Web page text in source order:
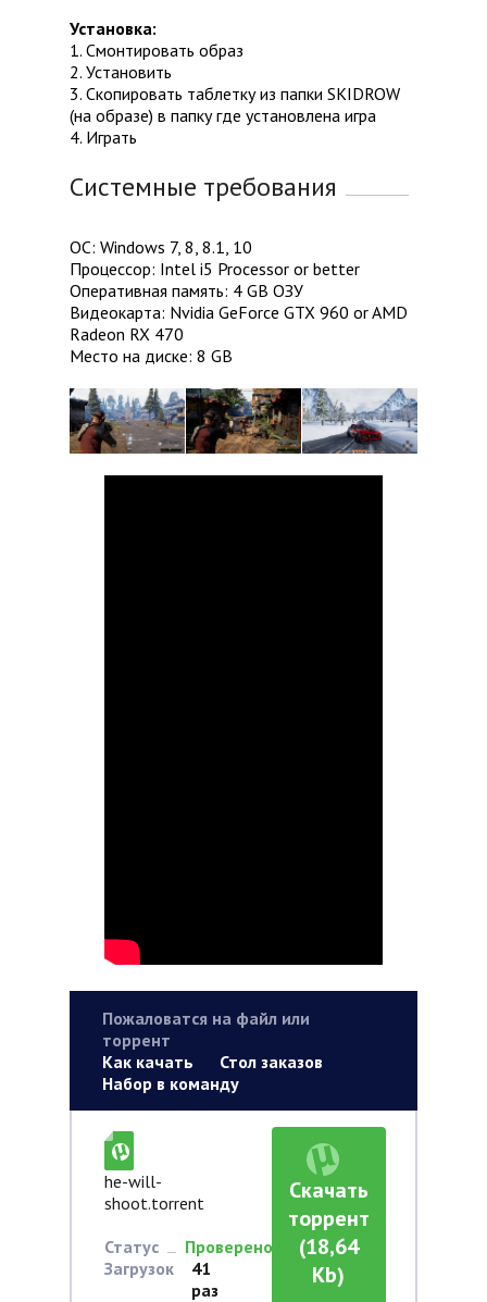
Установка:
1. Смонтировать образ
2. Установить
3. Скопировать таблетку из папки SKIDROW
(на образе) в папку где установлена игра
4. Играть
Системные требования
ОС: Windows 7, 8, 8.1, 10
Процессор: Intel i5 Processor or better
Оперативная память: 4 GB ОЗУ
Видеокарта: Nvidia GeForce GTX 960 or AMD
Radeon RX 470
Место на диске: 8 GB
Пожаловатся на файл или
торрент
Как качать
Стол заказов
Набор в команду
he-will-
shoot.torrent
Статус
Проверено
Загрузок
41
раз
Скачать
торрент
(18,64
Kb)